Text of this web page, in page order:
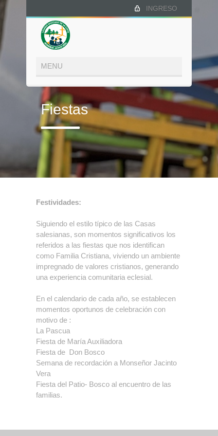
INGRESO
Fiestas
Festividades:
Siguiendo el estilo típico de las Casas
salesianas, son momentos significativos los
referidos a las fiestas que nos identifican
como Familia Cristiana, viviendo un ambiente
impregnado de valores cristianos, generando
una experiencia comunitaria eclesial.
En el calendario de cada año, se establecen
momentos oportunos de celebración con
motivo de :
La Pascua
Fiesta de María Auxiliadora
Fiesta de Don Bosco
Semana de recordación a Monseñor Jacinto
Vera
Fiesta del Patio- Bosco al encuentro de las
familias.